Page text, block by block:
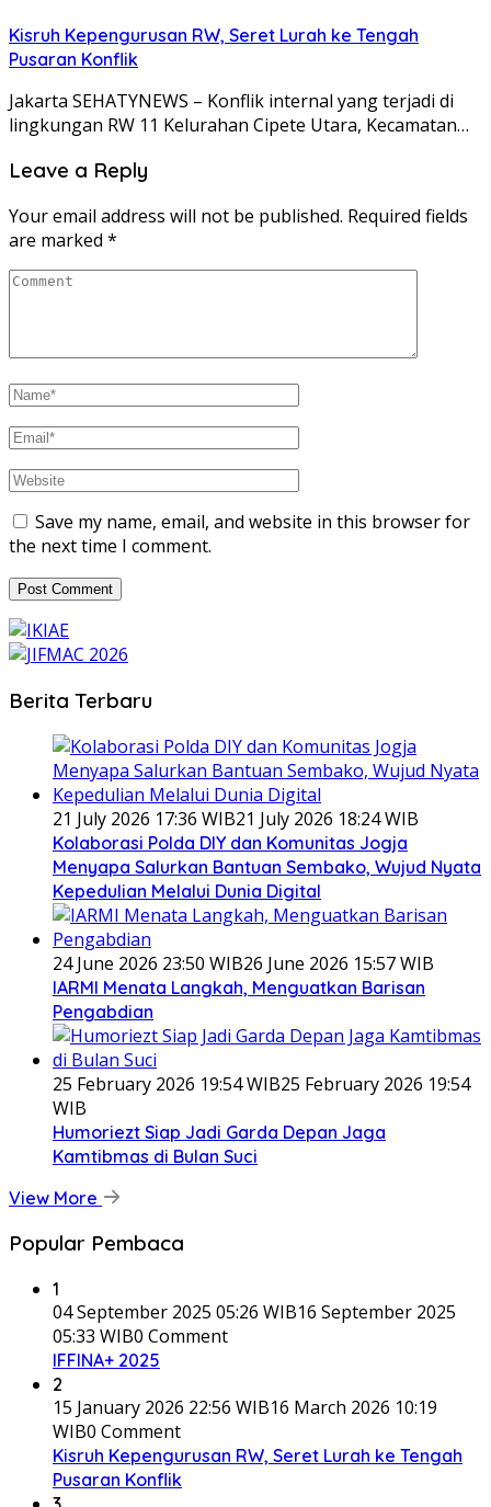
Kisruh Kepengurusan RW, Seret Lurah ke Tengah
Pusaran Konflik
Jakarta SEHATYNEWS – Konflik internal yang terjadi di
lingkungan RW 11 Kelurahan Cipete Utara, Kecamatan…
Leave a Reply
Your email address will not be published. Required fields
are marked *
Save my name, email, and website in this browser for
the next time I comment.
Berita Terbaru
21 July 2026 17:36 WIB21 July 2026 18:24 WIB
Kolaborasi Polda DIY dan Komunitas Jogja
Menyapa Salurkan Bantuan Sembako, Wujud Nyata
Kepedulian Melalui Dunia Digital
24 June 2026 23:50 WIB26 June 2026 15:57 WIB
IARMI Menata Langkah, Menguatkan Barisan
Pengabdian
25 February 2026 19:54 WIB25 February 2026 19:54
WIB
Humoriezt Siap Jadi Garda Depan Jaga
Kamtibmas di Bulan Suci
View More
Popular Pembaca
1
04 September 2025 05:26 WIB16 September 2025
05:33 WIB0 Comment
IFFINA+ 2025
2
15 January 2026 22:56 WIB16 March 2026 10:19
WIB0 Comment
Kisruh Kepengurusan RW, Seret Lurah ke Tengah
Pusaran Konflik